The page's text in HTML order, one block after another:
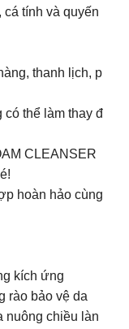
cá tính và quyến
thanh lịch, p
có thể làm thay đ
CLEANSER
hoàn hảo cùng
kích ứng
rào bảo vệ da
nuông chiều làn